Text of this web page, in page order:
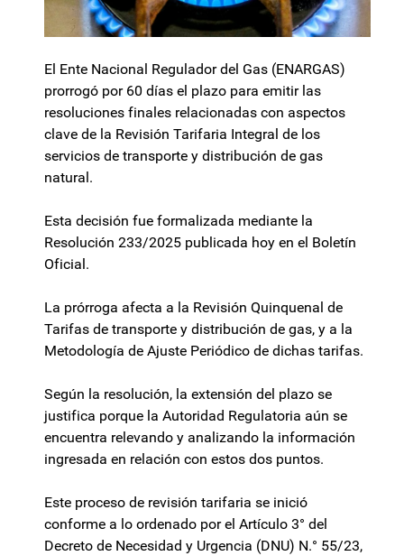
El Ente Nacional Regulador del Gas (ENARGAS)
prorrogó por 60 días el plazo para emitir las
resoluciones finales relacionadas con aspectos
clave de la Revisión Tarifaria Integral de los
servicios de transporte y distribución de gas
natural.
Esta decisión fue formalizada mediante la
Resolución 233/2025 publicada hoy en el Boletín
Oficial.
La prórroga afecta a la Revisión Quinquenal de
Tarifas de transporte y distribución de gas, y a la
Metodología de Ajuste Periódico de dichas tarifas.
Según la resolución, la extensión del plazo se
justifica porque la Autoridad Regulatoria aún se
encuentra relevando y analizando la información
ingresada en relación con estos dos puntos.
Este proceso de revisión tarifaria se inició
conforme a lo ordenado por el Artículo 3° del
Decreto de Necesidad y Urgencia (DNU) N.° 55/23,